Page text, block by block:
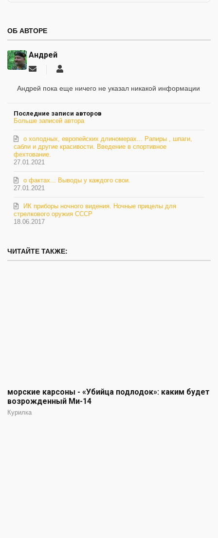
ОБ АВТОРЕ
Андрей
Подписаться
обновление
Андрей пока еще ничего не указал никакой информации
Последние записи авторов
Больше записей автора
27.01.2021
о холодных, европейских длиномерах... Рапиры , шпаги,
сабли и другие красивости. Введение в спортивное
фехтование.
27.01.2021
о фактах... Выводы у каждого свои.
18.06.2017
ИК приборы ночного видения. Ночные прицелы для
стрелкового оружия СССР
ЧИТАЙТЕ ТАКЖЕ:
морские карсоны - «Убийца подлодок»: каким будет
возрожденный Ми-14
Курилка